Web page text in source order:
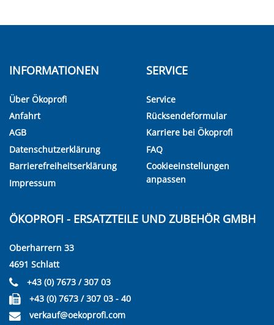
INFORMATIONEN
Über Ökoprofi
Anfahrt
AGB
Datenschutzerklärung
Barrierefreiheitserklärung
Impressum
SERVICE
Service
Rücksendeformular
Karriere bei Ökoprofi
FAQ
Cookieeinstellungen
anpassen
ÖKOPROFI - ERSATZTEILE UND ZUBEHÖR GMBH
Oberharrern 33
4691 Schlatt
+43 (0) 7673 / 307 03
+43 (0) 7673 / 307 03 - 40
verkauf@oekoprofi.com